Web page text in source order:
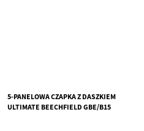
5-PANELOWA CZAPKA Z DASZKIEM
ULTIMATE BEECHFIELD GBE/B15